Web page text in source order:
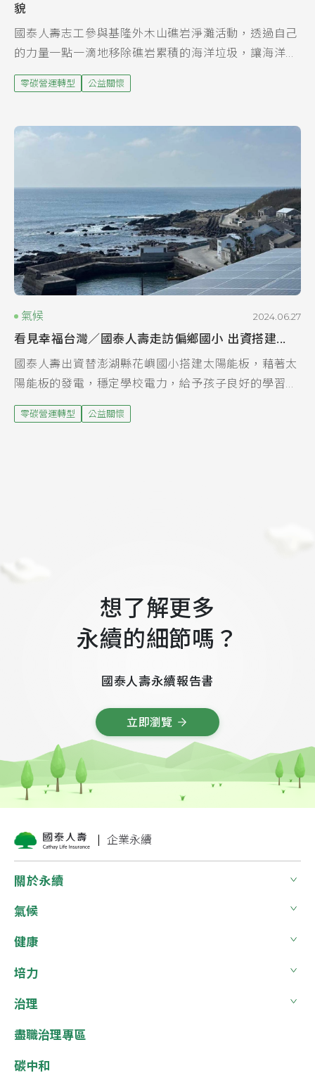
貌
國泰人壽志工參與基隆外木山礁岩淨灘活動，透過自己
的力量一點一滴地移除礁岩累積的海洋垃圾，讓海洋景
觀能恢復原來美麗的面貌。國泰人壽/提供 基隆市外木
山擁有漂亮的沙灘、礁岩，吸引不少民眾造訪，但人
零碳營運轉型 公益關懷
氣候 2024.06.27
看見幸福台灣／國泰人壽走訪偏鄉國小 出資搭建...
國泰人壽出資替澎湖縣花嶼國小搭建太陽能板，藉著太
陽能板的發電，穩定學校電力，給予孩子良好的學習環
境。國泰人壽/提供 澎湖望安鄉的花嶼村屬於三級離
島，交通、物資、水電資源長期不便及缺乏，島上因為
零碳營運轉型 公益關懷
想了解更多
永續的細節嗎？
國泰人壽永續報告書
立即瀏 覽
企業永續
關於永續
氣候
健康
培力
治理
盡職治理專區
碳中和